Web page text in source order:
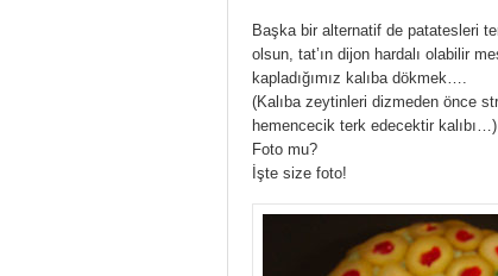
Başka bir alternatif de patatesleri
olsun, tat’ın dijon hardalı olabilir
kapladığımız kalıba dökmek….
(Kalıba zeytinleri dizmeden önce
hemencecik terk edecektir kalıbı…)
Foto mu?
İşte size foto!